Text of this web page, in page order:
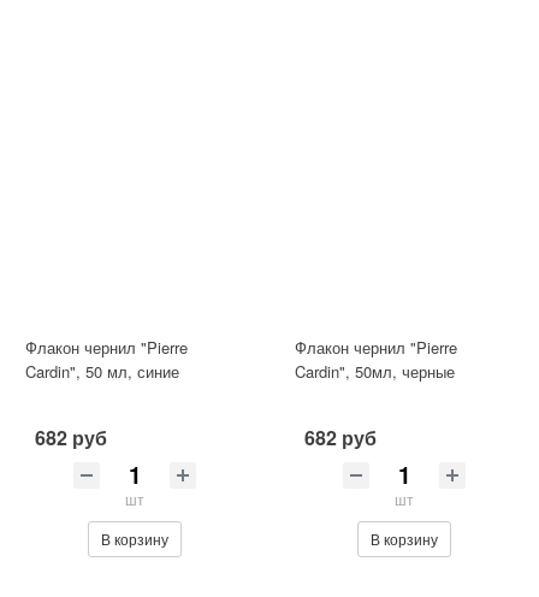
Флакон чернил "Pierre
Cardin", 50 мл, синие
682 руб
шт
В корзину
Флакон чернил "Pierre
Cardin", 50мл, черные
682 руб
шт
В корзину